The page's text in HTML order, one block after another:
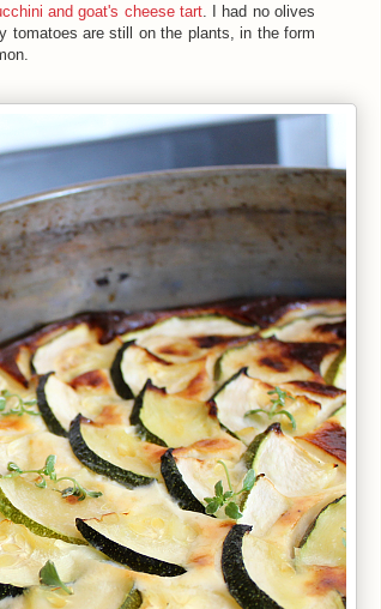
and goat's cheese tart. I had no olives
tomatoes are still on the plants, in the form